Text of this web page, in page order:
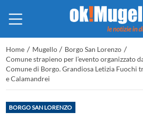
Home / Mugello / Borgo San Lorenzo /
Comune strapieno per l’evento organizzato
Comune di Borgo. Grandiosa Letizia Fuochi
e Calamandrei
BORGO SAN LORENZO